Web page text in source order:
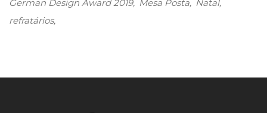
German Design Award 2019
Mesa Posta
Natal
refratários